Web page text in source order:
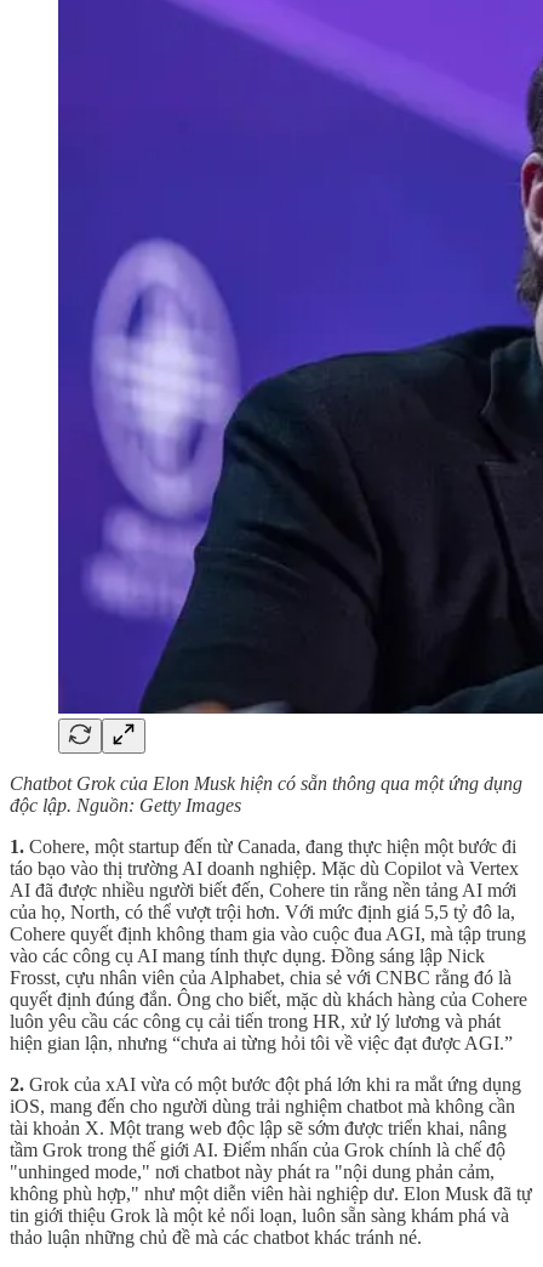
Chatbot Grok của Elon Musk hiện có sẵn thông qua một ứng dụng
độc lập. Nguồn: Getty Images
1. Cohere, một startup đến từ Canada, đang thực hiện một bước đi
táo bạo vào thị trường AI doanh nghiệp. Mặc dù Copilot và Vertex
AI đã được nhiều người biết đến, Cohere tin rằng nền tảng AI mới
của họ, North, có thể vượt trội hơn. Với mức định giá 5,5 tỷ đô la,
Cohere quyết định không tham gia vào cuộc đua AGI, mà tập trung
vào các công cụ AI mang tính thực dụng. Đồng sáng lập Nick
Frosst, cựu nhân viên của Alphabet, chia sẻ với CNBC rằng đó là
quyết định đúng đắn. Ông cho biết, mặc dù khách hàng của Cohere
luôn yêu cầu các công cụ cải tiến trong HR, xử lý lương và phát
hiện gian lận, nhưng “chưa ai từng hỏi tôi về việc đạt được AGI.”
2. Grok của xAI vừa có một bước đột phá lớn khi ra mắt ứng dụng
iOS, mang đến cho người dùng trải nghiệm chatbot mà không cần
tài khoản X. Một trang web độc lập sẽ sớm được triển khai, nâng
tầm Grok trong thế giới AI. Điểm nhấn của Grok chính là chế độ
"unhinged mode," nơi chatbot này phát ra "nội dung phản cảm,
không phù hợp," như một diễn viên hài nghiệp dư. Elon Musk đã tự
tin giới thiệu Grok là một kẻ nổi loạn, luôn sẵn sàng khám phá và
thảo luận những chủ đề mà các chatbot khác tránh né.